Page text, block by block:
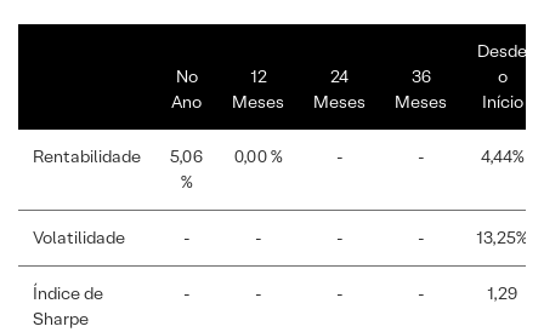
No
Ano
12
Meses
24
Meses
36
Meses
Desde
o
Início
Rentabilidade
5,06
%
0,00 % - - 4,44%
Volatilidade - - - - 13,25%
Índice de
Sharpe
- - - - 1,29